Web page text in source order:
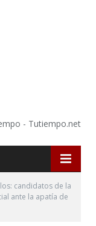
- Tutiempo.net
candidatos de la
ante la apatía de